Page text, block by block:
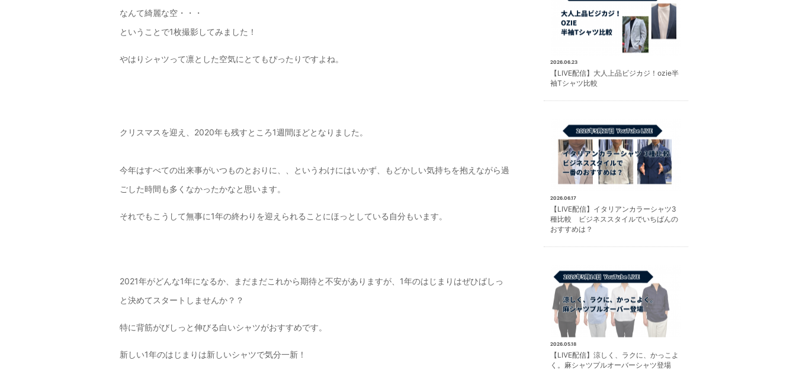
なんて綺麗な空・・・
ということで1枚撮影してみました！
やはりシャツって凛とした空気にとてもぴったりですよね。
クリスマスを迎え、2020年も残すところ1週間ほどとなりました。
今年はすべての出来事がいつものとおりに、、というわけにはいかず、もどかしい気持ちを抱えながら過
ごした時間も多くなかったかなと思います。
それでもこうして無事に1年の終わりを迎えられることにほっとしている自分もいます。
2021年がどんな1年になるか、まだまだこれから期待と不安がありますが、1年のはじまりはぜひばしっ
と決めてスタートしませんか？？
特に背筋がびしっと伸びる白いシャツがおすすめです。
新しい1年のはじまりは新しいシャツで気分一新！
2026.06.23
【LIVE配信】大人上品ビジカジ！ozie半
袖Tシャツ比較
2026.06.17
【LIVE配信】イタリアンカラーシャツ3
種比較 ビジネススタイルでいちばんの
おすすめは？
2026.05.18
【LIVE配信】涼しく、ラクに、かっこよ
く。麻シャツプルオーバーシャツ登場